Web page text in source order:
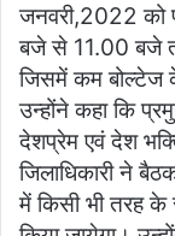
जनवरी,2022 को
बजे से 11.00 बजे
जिसमें कम बोल्टेज
उन्होंने कहा कि
देशप्रेम एवं देश
जिलाधिकारी ने
में किसी भी तरह के